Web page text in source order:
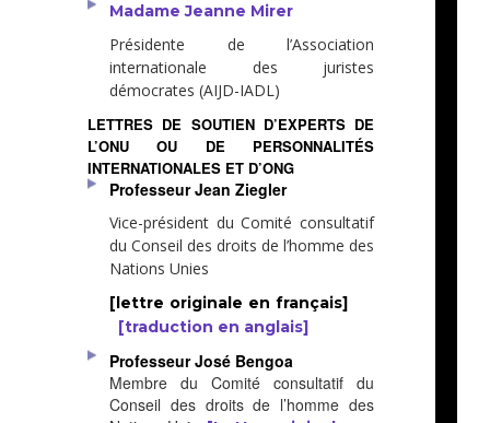
Madame Jeanne Mirer
Présidente de l’Association
internationale des juristes
démocrates (AIJD-IADL)
LETTRES DE SOUTIEN D’EXPERTS DE
L’ONU OU DE PERSONNALITÉS
INTERNATIONALES ET D’ONG
Professeur Jean Ziegler
Vice-président du Comité consultatif
du Conseil des droits de l’homme des
Nations Unies
[lettre originale en français]
[traduction en anglais]
Professeur José Bengoa
Membre du Comité consultatif du
Conseil des droits de l’homme des